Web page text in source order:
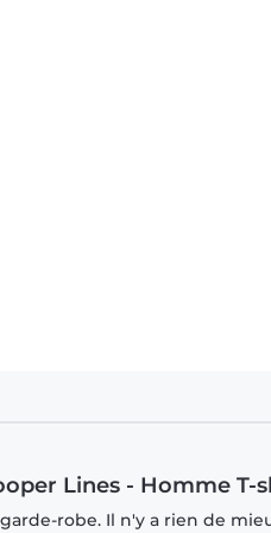
Lines - Homme T-
robe. Il n'y a rien de